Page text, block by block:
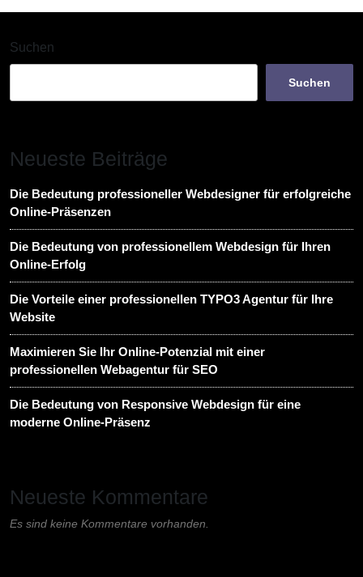
Suchen
Suchen
Neueste Beiträge
Die Bedeutung professioneller Webdesigner für erfolgreiche
Online-Präsenzen
Die Bedeutung von professionellem Webdesign für Ihren
Online-Erfolg
Die Vorteile einer professionellen TYPO3 Agentur für Ihre
Website
Maximieren Sie Ihr Online-Potenzial mit einer
professionellen Webagentur für SEO
Die Bedeutung von Responsive Webdesign für eine
moderne Online-Präsenz
Neueste Kommentare
Es sind keine Kommentare vorhanden.